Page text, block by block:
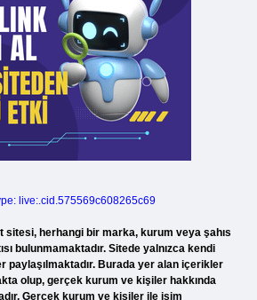
live:.cid.575569c608265c69
sitesi, herhangi bir marka, kurum veya şahıs
bulunmamaktadır. Sitede yalnızca kendi
paylaşılmaktadır. Burada yer alan içerikler
olup, gerçek kurum ve kişiler hakkında
Gerçek kurum ve kişiler ile isim